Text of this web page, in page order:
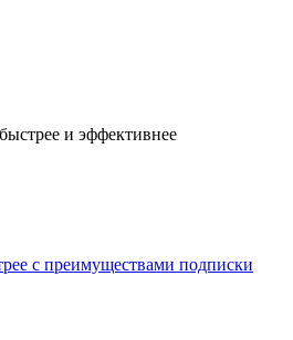
и эффективнее
с преимуществами подписки